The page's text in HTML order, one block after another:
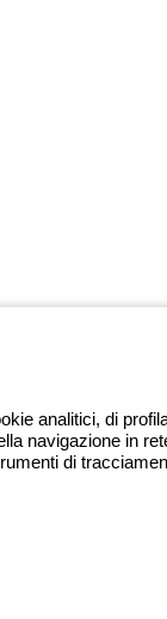
verde
(IT)
analitici, di
navigazione in
di